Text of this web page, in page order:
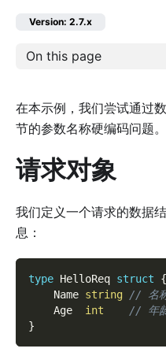
Version: 2.7.x
On this page
在本示例，我们尝试通过
节的参数名称硬编码问题。
请求对象
我们定义一个请求的数据
息：
type HelloReq struct
{
    Name
string // 名
    Age
int
// 年
}